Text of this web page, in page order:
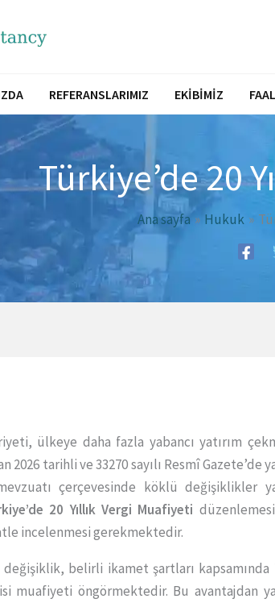
REFERANSLARIMIZ EKIBIMIZ
Türkiye’de 20
Ana sayfa Hukuk
ülkeye daha fazla yabancı yatırım
2026 tarihli ve 33270 sayılı Resmî
çerçevesinde köklü değişiklikler
20 Yıllık Vergi Muafiyeti
incelenmesi gerekmektedir.
belirli ikamet şartları
muafiyeti öngörmektedir. Bu avantajdan